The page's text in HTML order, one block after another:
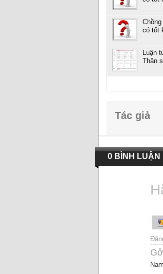
có tốt
Luận
Thân
Tác giả
0 BÌNH LUẬN